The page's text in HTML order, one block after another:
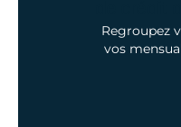
Regroupez
vos